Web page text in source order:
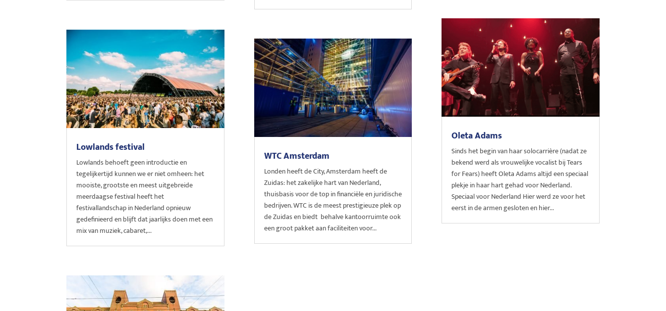
Lowlands festival
Lowlands behoeft geen introductie en
tegelijkertijd kunnen we er niet omheen: het
mooiste, grootste en meest uitgebreide
meerdaagse festival heeft het
festivallandschap in Nederland opnieuw
gedefinieerd en blijft dat jaarlijks doen met een
mix van muziek, cabaret,...
WTC Amsterdam
Londen heeft de City, Amsterdam heeft de
Zuidas: het zakelijke hart van Nederland,
thuisbasis voor de top in financiële en juridische
bedrijven. WTC is de meest prestigieuze plek op
de Zuidas en biedt behalve kantoorruimte ook
een groot pakket aan faciliteiten voor...
Oleta Adams
Sinds het begin van haar solocarrière (nadat ze
bekend werd als vrouwelijke vocalist bij Tears
for Fears) heeft Oleta Adams altijd een speciaal
plekje in haar hart gehad voor Nederland.
Speciaal voor Nederland Hier werd ze voor het
eerst in de armen gesloten en hier...